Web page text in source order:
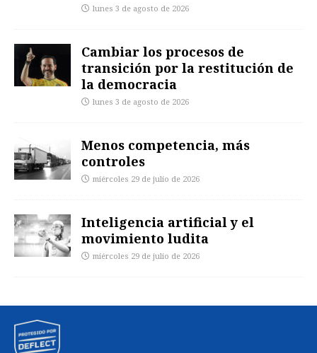
lunes 3 de agosto de 2026
Cambiar los procesos de
transición por la restitución de
la democracia
lunes 3 de agosto de 2026
Menos competencia, más
controles
miércoles 29 de julio de 2026
Inteligencia artificial y el
movimiento ludita
miércoles 29 de julio de 2026